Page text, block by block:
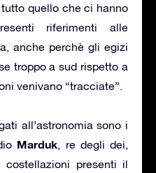
quello che ci hanno
riferimenti alle
anche perchè gli egizi
troppo a sud rispetto a
venivano “tracciate”.
all’astronomia sono i
Marduk, re degli dei,
presenti il